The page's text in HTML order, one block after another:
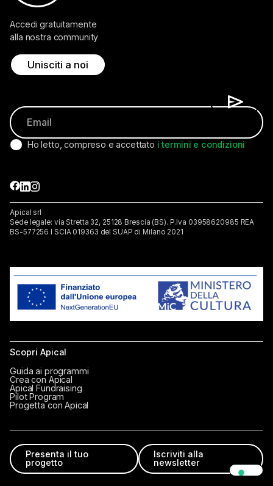
Presenta il tuo
progetto
Iscriviti alla
newsletter
Accedi gratuitamente
alla nostra community
Unisciti a noi
Ho letto, compreso e accettato i termini e condizioni
Apical srl
Sede legale: via Stretta 32, 25128 Brescia (BS). P.lva 03958620985 REA
BS-577256 I SCIA 019363 del SUAP di Milano 2021
Scopri Apical
Guida ai programmi
Crea con Apical
Apical Fundraising
Pilot Program
Progetta con Apical
Whatsapp
Telegram
Gruppo Facebook